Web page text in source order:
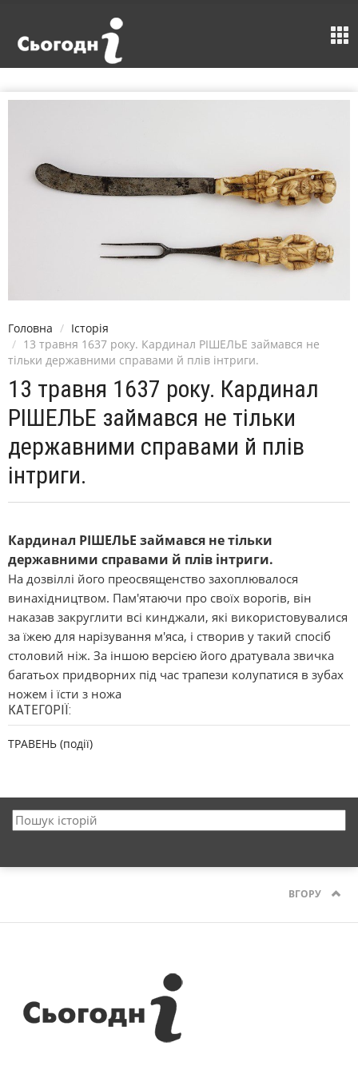
Головна
Історія
13 травня 1637 року. Кардинал РІШЕЛЬЕ займався не
тільки державними справами й плів інтриги.
13 травня 1637 року. Кардинал
РІШЕЛЬЕ займався не тільки
державними справами й плів
інтриги.
Кардинал РІШЕЛЬЕ займався не тільки
державними справами й плів інтриги.
На дозвіллі його преосвященство захоплювалося
винахідництвом. Пам'ятаючи про своїх ворогів, він
наказав закруглити всі кинджали, які використовувалися
за їжею для нарізування м'яса, і створив у такий спосіб
столовий ніж. За іншою версією його дратувала звичка
багатьох придворних під час трапези колупатися в зубах
ножем і їсти з ножа
КАТЕГОРІЇ:
ТРАВЕНЬ (події)
ВГОРУ